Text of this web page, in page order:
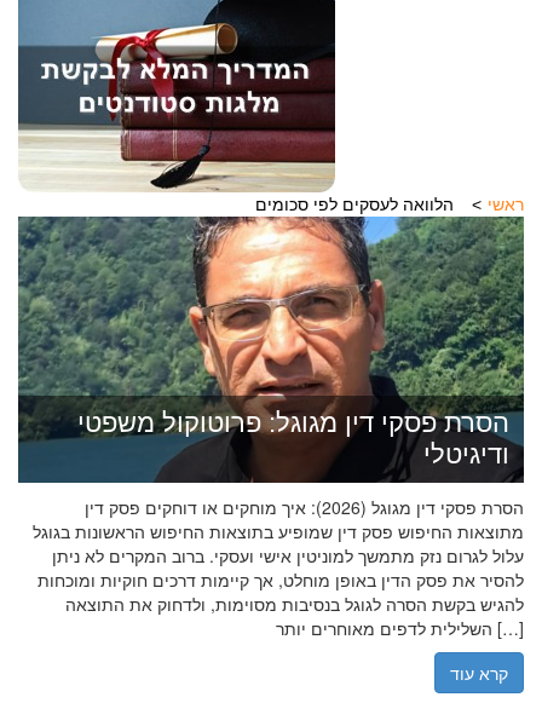
ראשי הלוואה לעסקים לפי סכומים
הסרת פסקי דין מגוגל: פרוטוקול משפטי
ודיגיטלי
הסרת פסקי דין מגוגל (2026): איך מוחקים או דוחקים פסק דין
מתוצאות החיפוש פסק דין שמופיע בתוצאות החיפוש הראשונות בגוגל
עלול לגרום נזק מתמשך למוניטין אישי ועסקי. ברוב המקרים לא ניתן
להסיר את פסק הדין באופן מוחלט, אך קיימות דרכים חוקיות ומוכחות
להגיש בקשת הסרה לגוגל בנסיבות מסוימות, ולדחוק את התוצאה
השלילית לדפים מאוחרים יותר […]
קרא עוד